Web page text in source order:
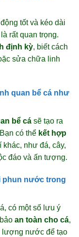
tốt và kéo dài
rất quan trọng.
định kỳ, biết cách
sửa chữa linh
quan bể cá như
bể cá sẽ tạo ra
có thể kết hợp
khác, như đá, cây,
đáo và ấn tượng.
phun nước trong
có một số lưu ý
an toàn cho cá,
lượng nước để tạo